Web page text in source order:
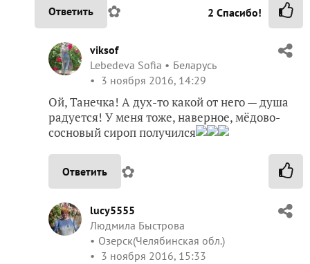
Ответить ✿ 2 Спасибо!
viksof
Lebedeva Sofia
Беларусь
3 ноября 2016, 14:29
Ой, Танечка! А дух-то какой от него — душа
радуется! У меня тоже, наверное, мёдово-
сосновый сироп получился
Ответить ✿
lucy5555
Людмила Быстрова
Озерск(Челябинская обл.)
3 ноября 2016, 15:33